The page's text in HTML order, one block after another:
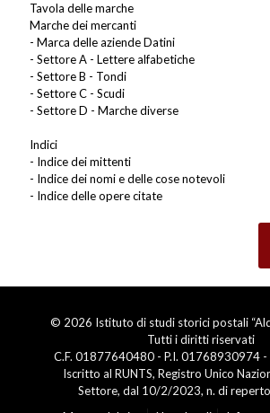
Tavola delle marche
Marche dei mercanti
- Marca delle aziende Datini
- Settore A - Lettere alfabetiche
- Settore B - Tondi
- Settore C - Scudi
- Settore D - Marche diverse
Indici
- Indice dei mittenti
- Indice dei nomi e delle cose notevoli
- Indice delle opere citate
© 2026 Istituto di studi storici postali
Tutti i diritti riservati
C.F. 01877640480 - P.I. 01768930974 -
Iscritto al RUNTS, Registro Unico
Settore, dal 10/2/2023, n. di